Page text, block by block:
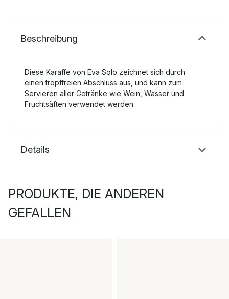
Beschreibung
Diese Karaffe von Eva Solo zeichnet sich durch
einen tropffreien Abschluss aus, und kann zum
Servieren aller Getränke wie Wein, Wasser und
Fruchtsäften verwendet werden.
Details
PRODUKTE, DIE ANDEREN
GEFALLEN